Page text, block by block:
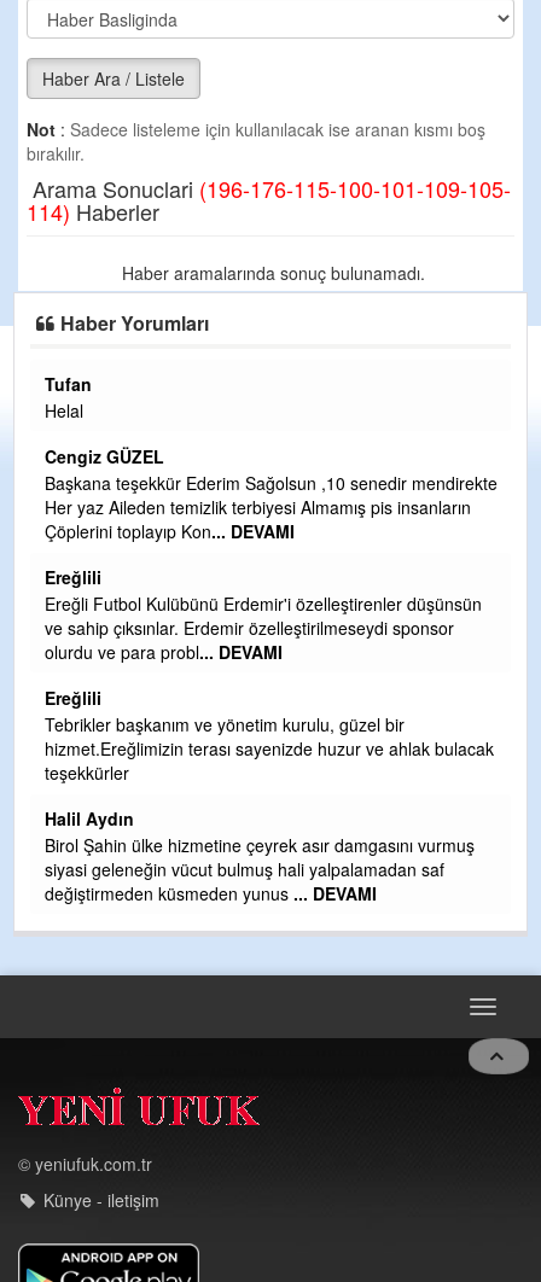
Haber Ara / Listele
Not : Sadece listeleme için kullanılacak ise aranan kısmı boş
bırakılır.
Arama Sonuclari (196-176-115-100-101-109-105-
114) Haberler
Haber aramalarında sonuç bulunamadı.
Haber Yorumları
Tufan
Helal
Cengiz GÜZEL
Başkana teşekkür Ederim Sağolsun ,10 senedir mendirekte
Her yaz Aileden temizlik terbiyesi Almamış pis insanların
Çöplerini toplayıp Kon... DEVAMI
Ereğlili
Ereğli Futbol Kulübünü Erdemir'i özelleştirenler düşünsün
ve sahip çıksınlar. Erdemir özelleştirilmeseydi sponsor
olurdu ve para probl... DEVAMI
Ereğlili
Tebrikler başkanım ve yönetim kurulu, güzel bir
hizmet.Ereğlimizin terası sayenizde huzur ve ahlak bulacak
teşekkürler
Halil Aydın
Birol Şahin ülke hizmetine çeyrek asır damgasını vurmuş
siyasi geleneğin vücut bulmuş hali yalpalamadan saf
değiştirmeden küsmeden yunus ... DEVAMI
Toggle
© yeniufuk.com.tr
Künye - iletişim